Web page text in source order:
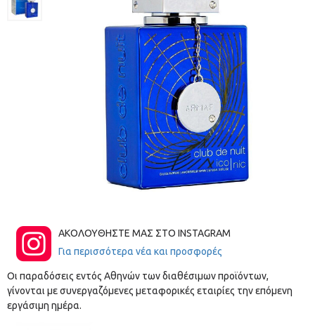
ΑΚΟΛΟΥΘΗΣΤΕ ΜΑΣ ΣΤΟ INSTAGRAM
Για περισσότερα νέα και προσφορές
Οι παραδόσεις εντός Αθηνών των διαθέσιμων προϊόντων,
γίνονται με συνεργαζόμενες μεταφορικές εταιρίες την επόμενη
εργάσιμη ημέρα.